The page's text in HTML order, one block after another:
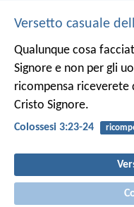
Versetto casuale
Qualunque cosa
Signore e non per gli
ricompensa riceverete
Cristo Signore.
Colossesi 3:23-24